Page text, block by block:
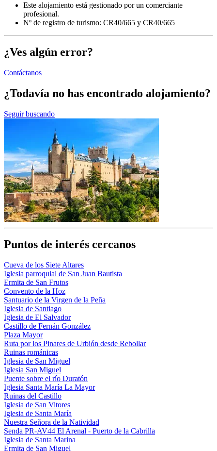
Este alojamiento está gestionado por un comerciante
profesional.
Nº de registro de turismo: CR40/665 y CR40/665
¿Ves algún error?
Contáctanos
¿Todavía no has encontrado alojamiento?
Seguir buscando
Puntos de interés cercanos
Cueva de los Siete Altares
Iglesia parroquial de San Juan Bautista
Ermita de San Frutos
Convento de la Hoz
Santuario de la Virgen de la Peña
Iglesia de Santiago
Iglesia de El Salvador
Castillo de Fernán González
Plaza Mayor
Ruta por los Pinares de Urbión desde Rebollar
Ruinas románicas
Iglesia de San Miguel
Iglesia San Miguel
Puente sobre el río Duratón
Iglesia Santa María La Mayor
Ruinas del Castillo
Iglesia de San Vitores
Iglesia de Santa María
Nuestra Señora de la Natividad
Senda PR-AV44 El Arenal - Puerto de la Cabrilla
Iglesia de Santa Marina
Ermita de San Miguel